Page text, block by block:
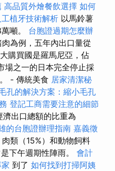
高品質外燴餐飲選擇 如何
工植牙技術解析 以馬鈴薯
噸。 台胞證過期怎麼辦
為例，五年內出口量從
購買國是羅馬尼亞，佔
場之一的日本完全停止採
- 傳統美食 居家清潔秘
孔的解決方案：縮小毛孔
登記工商需要注意的細節
出口總額的比重為
的台胞證辦理指南 嘉義徵
類（15%）和動物飼料
下午週期性陣雨。 會計
到了 如何找到打掃阿姨